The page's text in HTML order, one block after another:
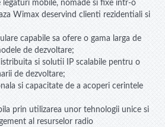
mobile, nomade si fixe intr-o
Wimax deservind clienti rezidentiali si
capabile sa ofere o gama larga de
de dezvoltare;
si solutii IP scalabile pentru o
de dezvoltare;
si capacitate de a acoperi cerintele
prin utilizarea unor tehnologii unice si
al resurselor radio